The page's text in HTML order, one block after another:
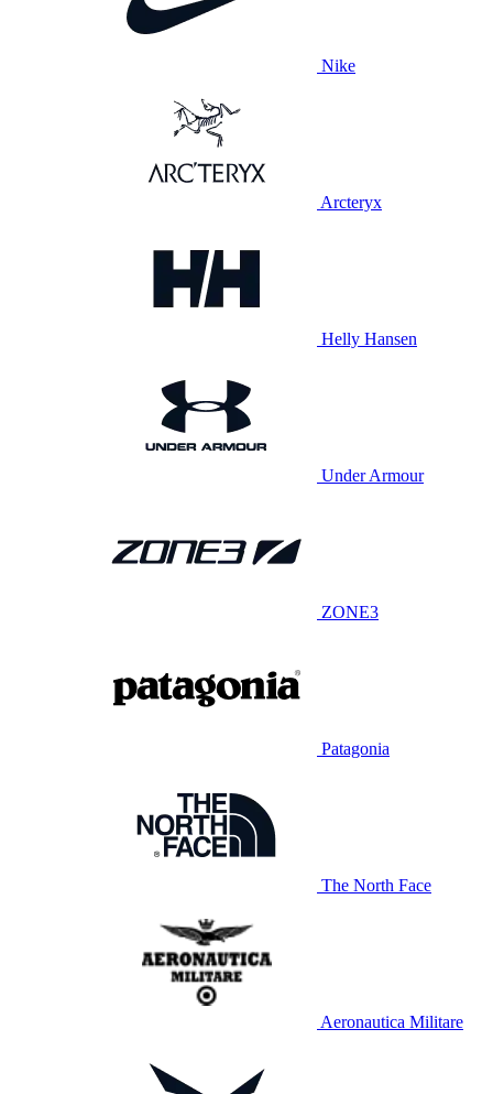
Nike
Arcteryx
Helly Hansen
Under Armour
ZONE3
Patagonia
The North Face
Aeronautica Militare